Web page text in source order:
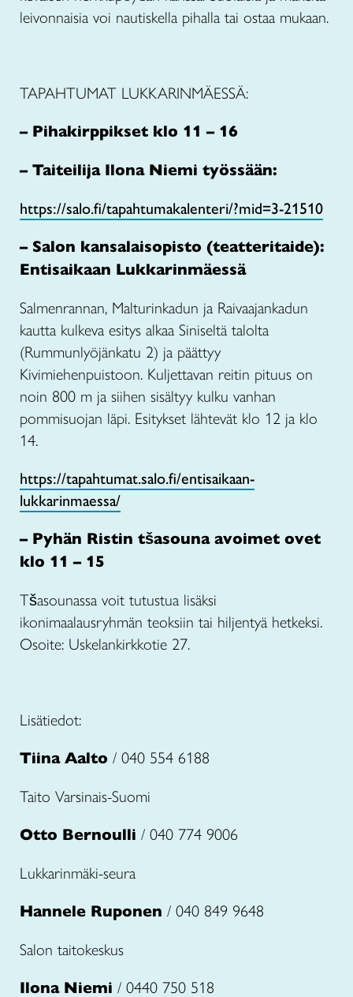
leivonnaisia voi nautiskella pihalla tai ostaa mukaan.
TAPAHTUMAT LUKKARINMÄESSÄ:
– Pihakirppikset klo 11 – 16
– Taiteilija Ilona Niemi työssään:
https://salo.fi/tapahtumakalenteri/?mid=3-21510
– Salon kansalaisopisto (teatteritaide):
Entisaikaan Lukkarinmäessä
Salmenrannan, Malturinkadun ja Raivaajankadun
kautta kulkeva esitys alkaa Siniseltä talolta
(Rummunlyöjänkatu 2) ja päättyy
Kivimiehenpuistoon. Kuljettavan reitin pituus on
noin 800 m ja siihen sisältyy kulku vanhan
pommisuojan läpi. Esitykset lähtevät klo 12 ja klo
14.
https://tapahtumat.salo.fi/entisaikaan-
lukkarinmaessa/
– Pyhän Ristin tšasouna avoimet ovet
klo 11 – 15
Tšasounassa voit tutustua lisäksi
ikonimaalausryhmän teoksiin tai hiljentyä hetkeksi.
Osoite: Uskelankirkkotie 27.
Lisätiedot:
Tiina Aalto / 040 554 6188
Taito Varsinais-Suomi
Otto Bernoulli / 040 774 9006
Lukkarinmäki-seura
Hannele Ruponen / 040 849 9648
Salon taitokeskus
Ilona Niemi / 0440 750 518